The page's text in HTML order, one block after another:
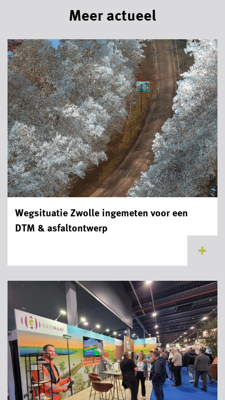
Meer actueel
Wegsituatie Zwolle ingemeten voor een
DTM & asfaltontwerp